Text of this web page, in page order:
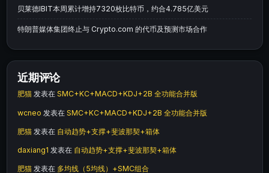
贝莱德IBIT本周累计增持7320枚比特币，约合4.785亿美元
特朗普媒体集团终止与 Crypto.com 的代币及预测市场合作
近期评论
肥猫 发表在 SMC+KC+MACD+KDJ+2B 全功能合并版
wcneo 发表在 SMC+KC+MACD+KDJ+2B 全功能合并版
肥猫 发表在 自动趋势+支撑+斐波那契+箱体
daxiang1 发表在 自动趋势+支撑+斐波那契+箱体
肥猫 发表在 多均线（5均线）+SMC组合